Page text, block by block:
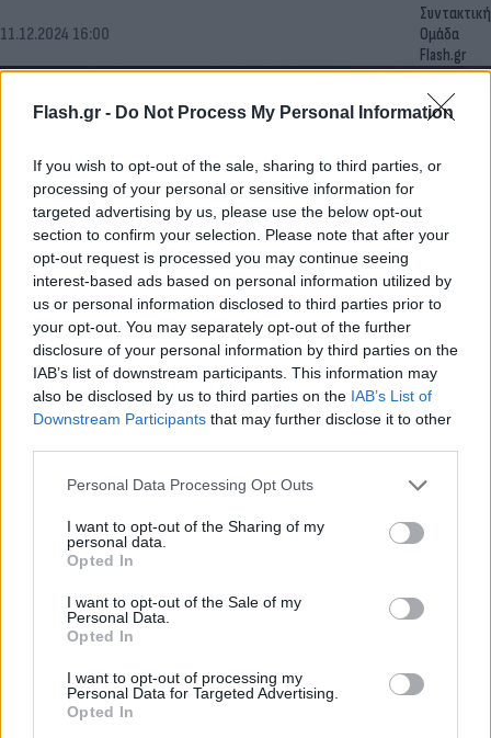
Flash.gr - Do Not Process My Personal Information
If you wish to opt-out of the sale, sharing to third parties, or
processing of your personal or sensitive information for
targeted advertising by us, please use the below opt-out
section to confirm your selection. Please note that after your
opt-out request is processed you may continue seeing
interest-based ads based on personal information utilized by
us or personal information disclosed to third parties prior to
your opt-out. You may separately opt-out of the further
disclosure of your personal information by third parties on the
IAB’s list of downstream participants. This information may
also be disclosed by us to third parties on the IAB’s List of
Downstream Participants that may further disclose it to other
Please note that this website/app uses one or more Google
not limited to your visit or usage behaviour. You may click to
grant or deny consent to Google and its third-party tags to
use your data for below specified purposes in below Google
consent section.
Personal Data Processing Opt Outs
I want to opt-out of the Sharing of my
personal data.
Opted In
I want to opt-out of the Sale of my
Personal Data.
Opted In
I want to opt-out of processing my
Personal Data for Targeted Advertising.
Opted In
11.12.2024 16:00
Συντακτική
Ομάδα
Flash.gr
Τραγωδία στη Μονεμβασιά: Νεκροί δυο εργάτες
γης μετά από φωτιά
Στο σημείο έσπευσαν τρεις πυροσβέστες με ένα όχημα,
Συντακτική
Flash.gr